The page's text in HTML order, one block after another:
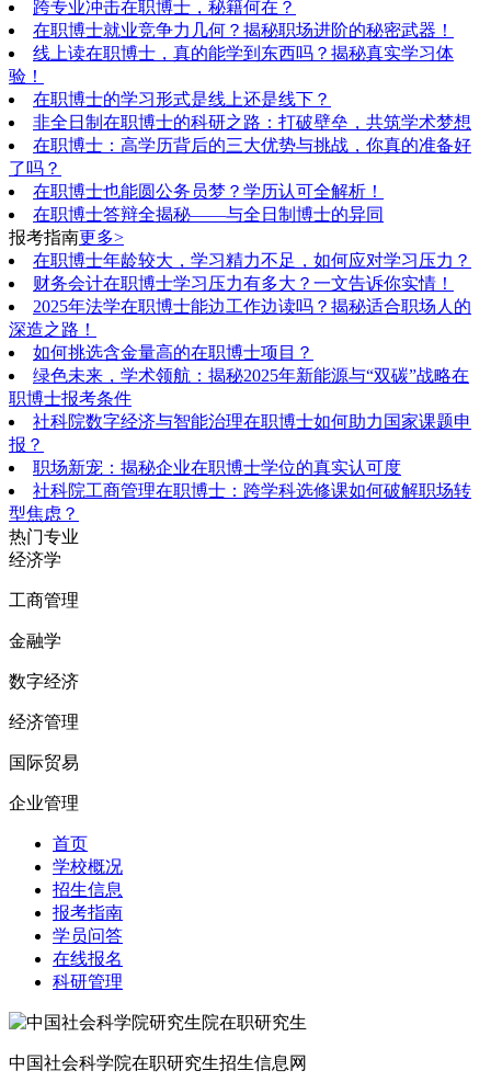
跨专业冲击在职博士，秘籍何在？
在职博士就业竞争力几何？揭秘职场进阶的秘密武器！
线上读在职博士，真的能学到东西吗？揭秘真实学习体
验！
在职博士的学习形式是线上还是线下？
非全日制在职博士的科研之路：打破壁垒，共筑学术梦想
在职博士：高学历背后的三大优势与挑战，你真的准备好
了吗？
在职博士也能圆公务员梦？学历认可全解析！
在职博士答辩全揭秘——与全日制博士的异同
报考指南更多>
在职博士年龄较大，学习精力不足，如何应对学习压力？
财务会计在职博士学习压力有多大？一文告诉你实情！
2025年法学在职博士能边工作边读吗？揭秘适合职场人的
深造之路！
如何挑选含金量高的在职博士项目？
绿色未来，学术领航：揭秘2025年新能源与“双碳”战略在
职博士报考条件
社科院数字经济与智能治理在职博士如何助力国家课题申
报？
职场新宠：揭秘企业在职博士学位的真实认可度
社科院工商管理在职博士：跨学科选修课如何破解职场转
型焦虑？
热门专业
经济学
工商管理
金融学
数字经济
经济管理
国际贸易
企业管理
首页
学校概况
招生信息
报考指南
学员问答
在线报名
科研管理
中国社会科学院在职研究生招生信息网